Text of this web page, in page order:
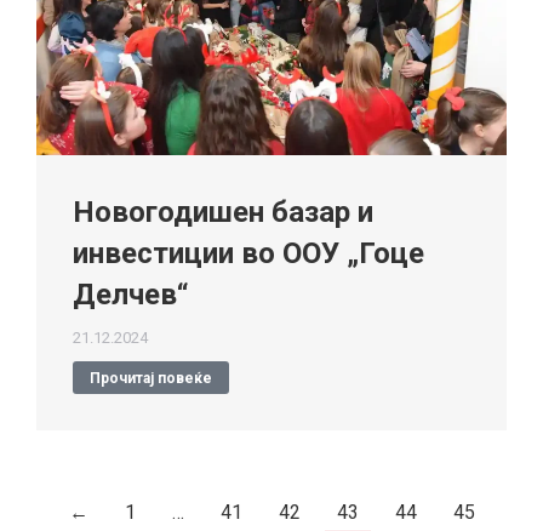
Новогодишен базар и
инвестиции во ООУ „Гоце
Делчев“
21.12.2024
Прочитај повеќе
← 1 … 41 42 43 44
45